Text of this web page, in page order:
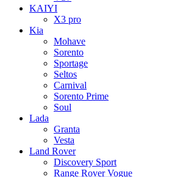
KAIYI
X3 pro
Kia
Mohave
Sorento
Sportage
Seltos
Carnival
Sorento Prime
Soul
Lada
Granta
Vesta
Land Rover
Discovery Sport
Range Rover Vogue